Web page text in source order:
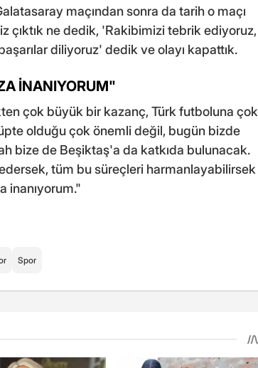
maçından sonra da tarih o maçı
çıktık ne dedik, 'Rakibimizi tebrik ediyoruz,
diliyoruz' dedik ve olayı kapattık.
İNANIYORUM"
çok büyük bir kazanç, Türk futboluna çok
olduğu çok önemli değil, bugün bizde
bize de Beşiktaş'a da katkıda bulunacak.
tüm bu süreçleri harmanlayabilirsek
inanıyorum."
Spor